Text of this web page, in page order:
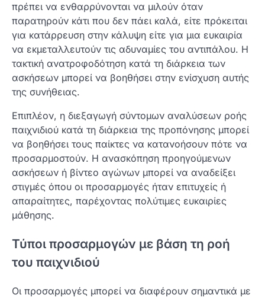
πρέπει να ενθαρρύνονται να μιλούν όταν
παρατηρούν κάτι που δεν πάει καλά, είτε πρόκειται
για κατάρρευση στην κάλυψη είτε για μια ευκαιρία
να εκμεταλλευτούν τις αδυναμίες του αντιπάλου. Η
τακτική ανατροφοδότηση κατά τη διάρκεια των
ασκήσεων μπορεί να βοηθήσει στην ενίσχυση αυτής
της συνήθειας.
Επιπλέον, η διεξαγωγή σύντομων αναλύσεων ροής
παιχνιδιού κατά τη διάρκεια της προπόνησης μπορεί
να βοηθήσει τους παίκτες να κατανοήσουν πότε να
προσαρμοστούν. Η ανασκόπηση προηγούμενων
ασκήσεων ή βίντεο αγώνων μπορεί να αναδείξει
στιγμές όπου οι προσαρμογές ήταν επιτυχείς ή
απαραίτητες, παρέχοντας πολύτιμες ευκαιρίες
μάθησης.
Τύποι προσαρμογών με βάση τη ροή
του παιχνιδιού
Οι προσαρμογές μπορεί να διαφέρουν σημαντικά με